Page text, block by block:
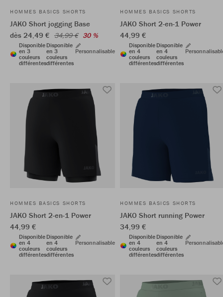
HOMMES BASICS SHORTS
JAKO Short jogging Base
dès 24,49 € 34,99 € 30 %
Disponible
en 3
couleurs
différentes
Disponible
en 3
couleurs
différentes
Personnalisable
HOMMES BASICS SHORTS
JAKO Short 2-en-1 Power
44,99 €
Disponible
en 4
couleurs
différentes
Disponible
en 4
couleurs
différentes
HOMMES BASICS SHORTS
JAKO Short 2-en-1 Power
44,99 €
Disponible
en 4
couleurs
différentes
Disponible
en 4
couleurs
différentes
Personnalisable
HOMMES BASICS SHORTS
JAKO Short running Power
34,99 €
Disponible
en 4
couleurs
différentes
Disponible
en 4
couleurs
différentes